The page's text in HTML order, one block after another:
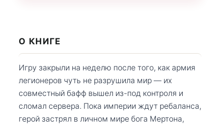
О КНИГЕ
Игру закрыли на неделю после того, как армия
легионеров чуть не разрушила мир — их
совместный бафф вышел из-под контроля и
сломал сервера. Пока империи ждут ребаланса,
герой застрял в личном мире бога Мертона,